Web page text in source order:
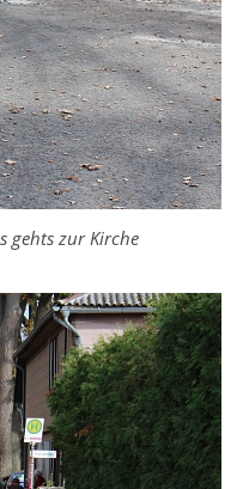
gehts zur Kirche